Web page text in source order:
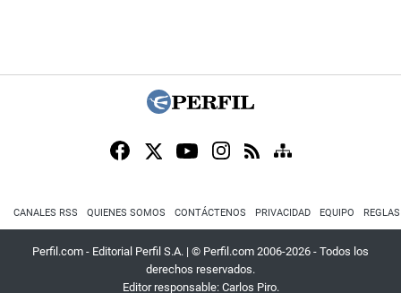
CANALES RSS QUIENES SOMOS CONTÁCTENOS PRIVACIDAD EQUIPO
Perfil.com - Editorial Perfil S.A. | © Perfil.com 2006-2026 - Todos los
derechos reservados.
Editor responsable: Carlos Piro.